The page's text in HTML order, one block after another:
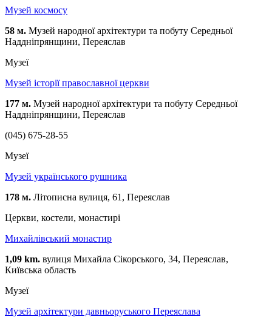
Музей космосу
58 м. Музей народної архітектури та побуту Середньої
Наддніпрянщини, Переяслав
Музеї
Музей історії православної церкви
177 м. Музей народної архітектури та побуту Середньої
Наддніпрянщини, Переяслав
(045) 675-28-55
Музеї
Музей українського рушника
178 м. Літописна вулиця, 61, Переяслав
Церкви, костели, монастирі
Михайлівський монастир
1,09 km. вулиця Михайла Сікорського, 34, Переяслав,
Київська область
Музеї
Музей архітектури давньоруського Переяслава